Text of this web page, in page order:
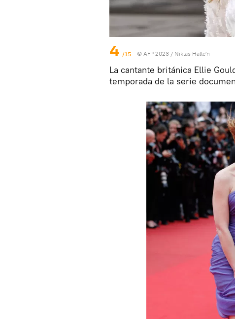
4 /15 © AFP 2023 / Niklas Halle'n
La cantante británica Ellie
temporada de la serie